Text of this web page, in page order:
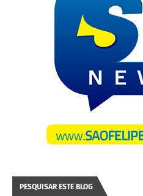
PESQUISAR ESTE BLOG